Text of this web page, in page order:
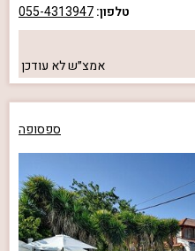
טלפון:055-4313947
אמצ״שלא עודכן
ספסופה